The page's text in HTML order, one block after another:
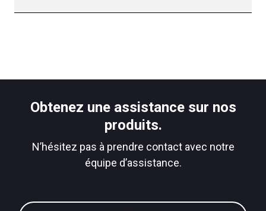
Obtenez une assistance sur nos
produits.
N’hésitez pas à prendre contact avec notre
équipe d’assistance.